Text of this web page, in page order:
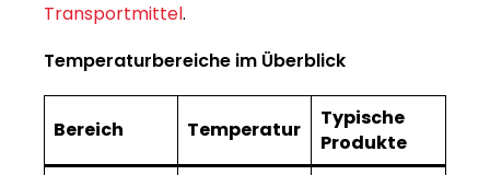
Transportmittel.
Temperaturbereiche im Überblick
Bereich Temperatur
Typische
Produkte